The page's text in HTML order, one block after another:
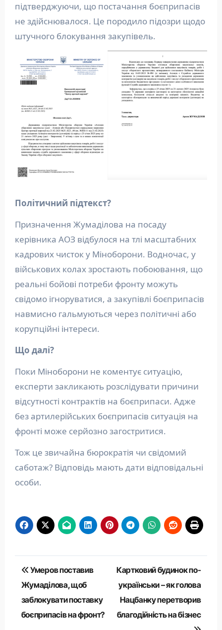
підтверджуючи, що постачання боєприпасів
не здійснювалося. Це породило підозри щодо
штучного блокування закупівель.
Політичний підтекст?
Призначення Жумаділова на посаду
керівника АОЗ відбулося на тлі масштабних
кадрових чисток у Міноборони. Водночас, у
військових колах зростають побоювання, що
реальні бойові потреби фронту можуть
свідомо ігноруватися, а закупівлі боєприпасів
навмисно гальмуються через політичні або
корупційні інтереси.
Що далі?
Поки Міноборони не коментує ситуацію,
експерти закликають розслідувати причини
відсутності контрактів на боєприпаси. Адже
без артилерійських боєприпасів ситуація на
фронті може серйозно загостритися.
Тож це звичайна бюрократія чи свідомий
саботаж? Відповідь мають дати відповідальні
особи.
Навігація
записів
Умеров поставив
Жумаділова, щоб
заблокувати поставку
боєприпасів на фронт?
Картковий будинок по-
українськи – як голова
Нацбанку перетворив
благодійність на бізнес